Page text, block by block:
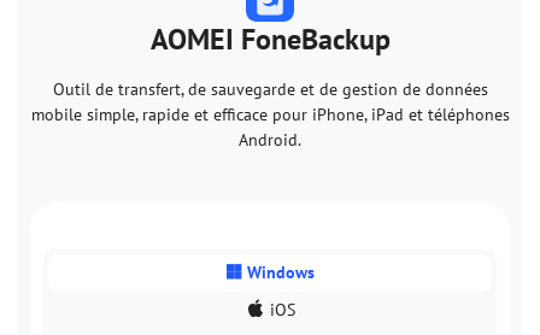
AOMEI FoneBackup
Outil de transfert, de sauvegarde et de gestion de données
mobile simple, rapide et efficace pour iPhone, iPad et téléphones
Android.
Windows
iOS